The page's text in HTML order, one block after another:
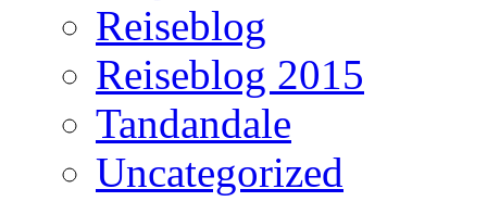
Reiseblog
Reiseblog 2015
Tandandale
Uncategorized